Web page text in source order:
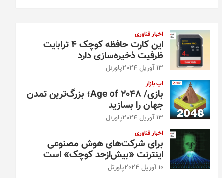
اخبار فناوری
این کارت حافظه کوچک ۴ ترابایت
ظرفیت ذخیره‌سازی دارد
13 آوریل 2024 پاورتل
اپ بازار
بازی/ Age of 2048؛ بزرگ‌ترین تمدن
جهان را بسازید
13 آوریل 2024 پاورتل
اخبار فناوری
برای شرکت‌های هوش مصنوعی
اینترنت «بیش‌از‌حد کوچک» است
10 آوریل 2024 پاورتل